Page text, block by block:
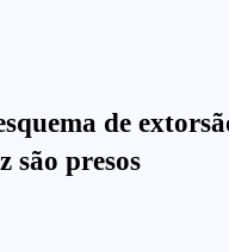
de
são presos